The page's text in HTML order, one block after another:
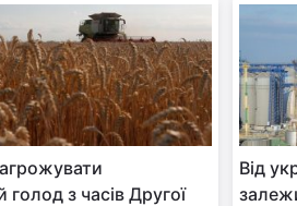
голод з часів Другої
Від